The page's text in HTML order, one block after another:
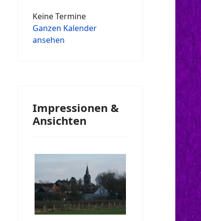
Keine Termine
Ganzen Kalender
ansehen
Impressionen &
Ansichten